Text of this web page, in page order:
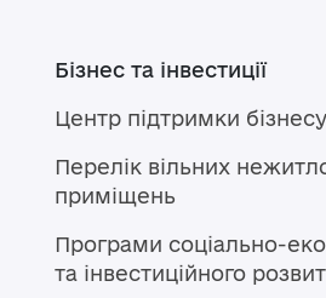
Бізнес та інвестиції
Центр підтримки бізнесу
Перелік вільних
приміщень
Програми соціально-
та інвестиційного